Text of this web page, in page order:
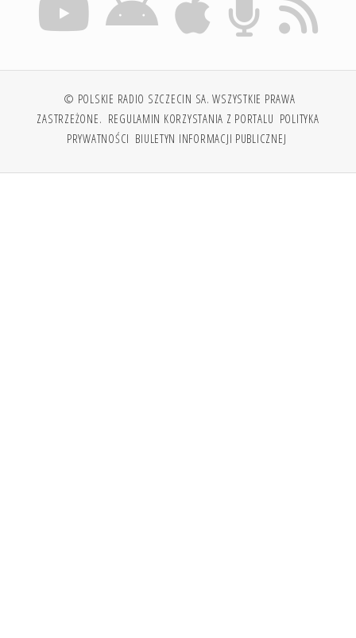
© POLSKIE RADIO SZCZECIN SA. WSZYSTKIE PRAWA
ZASTRZEŻONE. REGULAMIN KORZYSTANIA Z PORTALU POLITYKA
PRYWATNOŚCI BIULETYN INFORMACJI PUBLICZNEJ